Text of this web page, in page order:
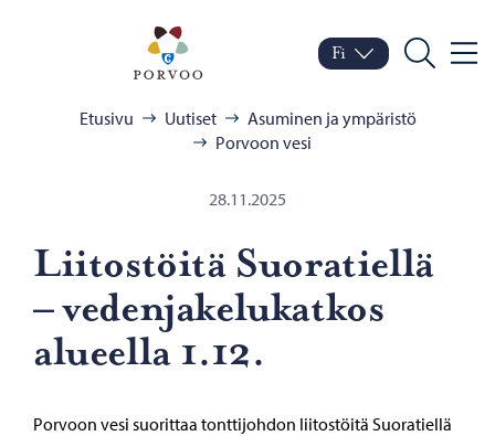
Porvoo – Siirry
Vaihda kieltä
Nykyinen kieli: Suomi
Fi
Hae
Etusivu Uutiset
Asuminen ja ympäristö
Porvoon vesi
28.11.2025
Lii­tos­töi­tä Suo­ra­tiel­lä
– ve­den­ja­ke­lu­kat­kos
alu­eel­la 1.12.
Porvoon vesi suorittaa tonttijohdon liitostöitä Suoratiellä